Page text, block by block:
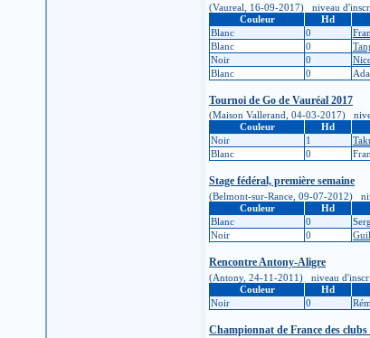
(Vaureal, 16-09-2017) niveau
Couleur
Hd
Blanc
0
Blanc
0
Noir
0
Blanc
0
Tournoi de Go de Vauréal 2017
(Maison Vallerand, 04-03-2017)
Couleur
Hd
Noir
1
Blanc
0
Stage fédéral, première semaine
(Belmont-sur-Rance, 09-07-2012)
Couleur
Hd
Blanc
0
Noir
0
Rencontre Antony-Aligre
(Antony, 24-11-2011) niveau
Couleur
Hd
Noir
0
Championnat de France des